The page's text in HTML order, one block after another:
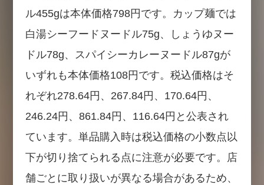
ル455gは本体価格798円です。カップ麺では
白湯シーフードヌードル75g、しょうゆヌー
ドル78g、スパイシーカレーヌードル87gが
いずれも本体価格108円です。税込価格はそ
れぞれ278.64円、267.84円、170.64円、
246.24円、861.84円、116.64円と公表され
ています。単品購入時は税込価格の小数点以
下が切り捨てられる点に注意が必要です。店
舗ごとに取り扱いが異なる場合があるため、